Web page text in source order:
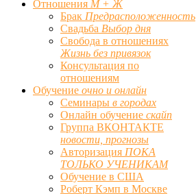
Отношения М + Ж
Брак Предрасположенность
Свадьба Выбор дня
Свобода в отношениях
Жизнь без привязок
Консультация по
отношениям
Обучение очно и онлайн
Семинары в городах
Онлайн обучение скайп
Группа ВКОНТАКТЕ
новости, прогнозы
Авторизация ПОКА
ТОЛЬКО УЧЕНИКАМ
Обучение в США
Роберт Кэмп в Москве